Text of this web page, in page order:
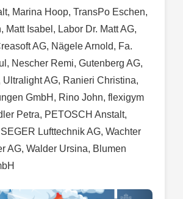
Marina Hoop, TransPo Eschen,
Matt Isabel, Labor Dr. Matt AG,
AG, Nägele Arnold, Fa.
Nescher Remi, Gutenberg AG,
Ultralight AG, Ranieri Christina,
GmbH, Rino John, flexigym
Petra, PETOSCH Anstalt,
Lufttechnik AG, Wachter
AG, Walder Ursina, Blumen